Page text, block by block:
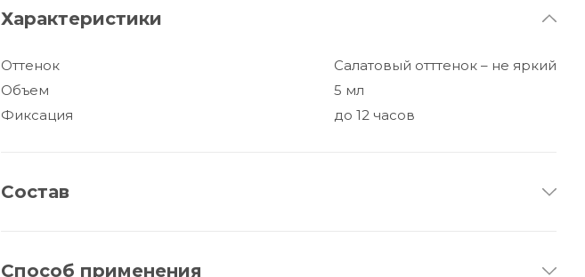
Характеристики
Оттенок
Салатовый отттенок – не яркий
Объем
5 мл
Фиксация
до 12 часов
Состав
Hexanediol, Arginine, Lactic Acid, Glycine Soja Germ Extract, Triticum Vulgare
Способ применения